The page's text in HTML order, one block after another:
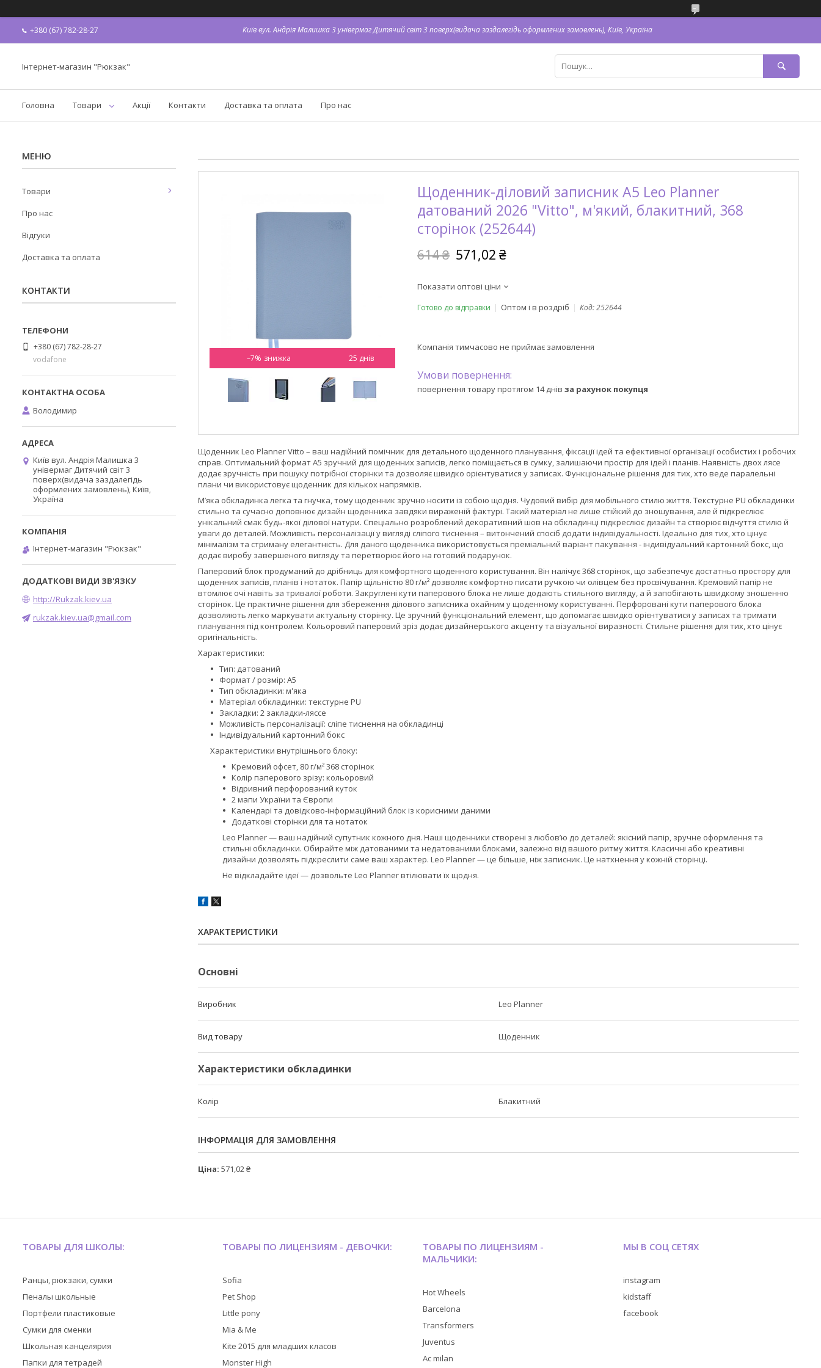
+380 (67) 782-28-27 Київ вул. Андрія Малишка 3 універмаг Дитячий світ 3 поверх(видача заздалегідь оформлених замовлень), Київ, Україна
Інтернет-магазин "Рюкзак"
Головна Товари Акції Контакти Доставка та оплата Про нас
–7% 25 днів
Щоденник-діловий записник А5 Leo Planner
датований 2026 "Vitto", м'який, блакитний, 368
сторінок (252644)
614 ₴ 571,02 ₴
Показати оптові ціни
Готово до відправки Оптом і в роздріб Код:252644
Компанія тимчасово не приймає замовлення
повернення товару протягом 14 днів за рахунок покупця
Щоденник Leo Planner Vitto – ваш надійний помічник для детального щоденного планування, фіксації ідей та ефективної організації особистих і робочих
справ. Оптимальний формат А5 зручний для щоденних записів, легко поміщається в сумку, залишаючи простір для ідей і планів. Наявність двох лясе
додає зручність при пошуку потрібної сторінки та дозволяє швидко орієнтуватися у записах. Функціональне рішення для тих, хто веде паралельні
плани чи використовує щоденник для кількох напрямків.
М’яка обкладинка легка та гнучка, тому щоденник зручно носити із собою щодня. Чудовий вибір для мобільного стилю життя. Текстурне PU обкладинки
стильно та сучасно доповнює дизайн щоденника завдяки вираженій фактурі. Такий матеріал не лише стійкий до зношування, але й підкреслює
унікальний смак будь-якої ділової натури. Спеціально розроблений декоративний шов на обкладинці підкреслює дизайн та створює відчуття стилю й
уваги до деталей. Можливість персоналізації у вигляді сліпого тиснення – витончений спосіб додати індивідуальності. Ідеально для тих, хто цінує
мінімалізм та стриману елегантність. Для даного щоденника використовується преміальний варіант пакування - індивідуальний картонний бокс, що
додає виробу завершеного вигляду та перетворює його на готовий подарунок.
Паперовий блок продуманий до дрібниць для комфортного щоденного користування. Він налічує 368 сторінок, що забезпечує достатньо простору для
щоденних записів, планів і нотаток. Папір щільністю 80 г/м² дозволяє комфортно писати ручкою чи олівцем без просвічування. Кремовий папір не
втомлює очі навіть за тривалої роботи. Закруглені кути паперового блока не лише додають стильного вигляду, а й запобігають швидкому зношенню
сторінок. Це практичне рішення для збереження ділового записника охайним у щоденному користуванні. Перфоровані кути паперового блока
дозволяють легко маркувати актуальну сторінку. Це зручний функціональний елемент, що допомагає швидко орієнтуватися у записах та тримати
планування під контролем. Кольоровий паперовий зріз додає дизайнерського акценту та візуальної виразності. Стильне рішення для тих, хто цінує
оригінальність.
Характеристики:
Тип: датований
Формат / розмір: A5
Тип обкладинки: м'яка
Матеріал обкладинки: текстурне PU
Закладки: 2 закладки-ляссе
Можливість персоналізації: сліпе тиснення на обкладинці
Індивідуальний картонний бокс
Характеристики внутрішнього блоку:
Кремовий офсет, 80 г/м² 368 сторінок
Колір паперового зрізу: кольоровий
Відривний перфорований куток
2 мапи України та Європи
Календарі та довідково-інформаційний блок із корисними даними
Додаткові сторінки для та нотаток
Leo Planner — ваш надійний супутник кожного дня. Наші щоденники створені з любов’ю до деталей: якісний папір, зручне оформлення та
стильні обкладинки. Обирайте між датованими та недатованими блоками, залежно від вашого ритму життя. Класичні або креативні
дизайни дозволять підкреслити саме ваш характер. Leo Planner — це більше, ніж записник. Це натхнення у кожній сторінці.
Не відкладайте ідеї — дозвольте Leo Planner втілювати їх щодня.
ХАРАКТЕРИСТИКИ
Основні
Виробник Leo Planner
Вид товару Щоденник
Характеристики обкладинки
Колір Блакитний
ІНФОРМАЦІЯ ДЛЯ ЗАМОВЛЕННЯ
Ціна: 571,02 ₴
Товари
Про нас
Відгуки
Доставка та оплата
КОНТАКТИ
+380 (67) 782-28-27
vodafone
Володимир
Київ вул. Андрія Малишка 3
універмаг Дитячий світ 3
поверх(видача заздалегідь
оформлених замовлень), Київ,
Україна
Інтернет-магазин "Рюкзак"
http://Rukzak.kiev.ua
rukzak.kiev.ua@gmail.com
ТОВАРЫ ДЛЯ ШКОЛЫ:
Ранцы, рюкзаки, сумки
Пеналы школьные
Портфели пластиковые
Сумки для сменки
Школьная канцелярия
Папки для тетрадей
ТОВАРЫ ПО ЛИЦЕНЗИЯМ - ДЕВОЧКИ:
Sofia
Pet Shop
Little pony
Mia & Me
Kite 2015 для младших класов
Monster High
ТОВАРЫ ПО ЛИЦЕНЗИЯМ -
МАЛЬЧИКИ:
Hot Wheels
Barcelona
Transformers
Juventus
Ac milan
МЫ В СОЦ СЕТЯХ
instagram
kidstaff
facebook